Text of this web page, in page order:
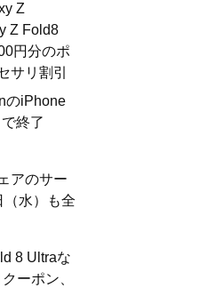
Z
Z Fold8
円分のポ
サリ割引
のiPhone
終了
アのサー
（水）も全
8 Ultraな
ーポン、